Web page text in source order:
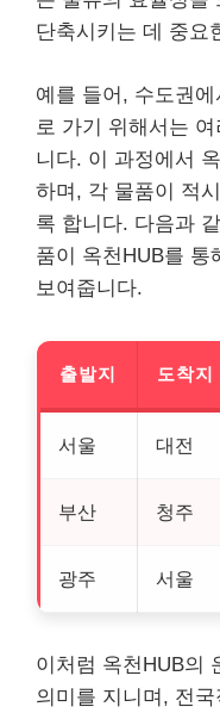
단축시키는 데 중요
예를 들어, 수도권
로 가기 위해서는
니다. 이 과정에서
하며, 각 물품이 적
록 합니다. 다음과
품이 옥천HUB를 통
보여줍니다.
출발지 도착지
서울 대전
부산 청주
광주 서울
이처럼 옥천HUB의
의미를 지니며, 전